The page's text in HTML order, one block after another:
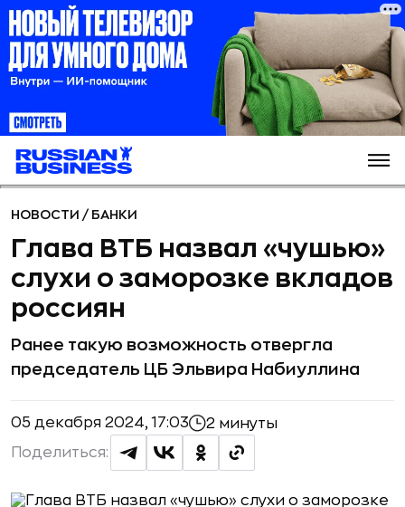
НОВОСТИ / БАНКИ
Глава ВТБ назвал «чушью»
слухи о заморозке вкладов
россиян
Ранее такую возможность отвергла
председатель ЦБ Эльвира Набиуллина
05 декабря 2024, 17:03 2 минуты
Поделиться: